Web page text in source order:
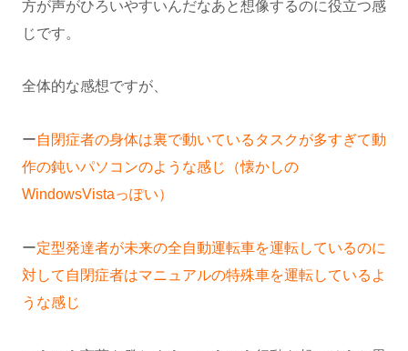
方が声がひろいやすいんだなあと想像するのに役立つ感
じです。
全体的な感想ですが、
ー自閉症者の身体は裏で動いているタスクが多すぎて動
作の鈍いパソコンのような感じ（懐かしの
WindowsVistaっぽい）
ー定型発達者が未来の全自動運転車を運転しているのに
対して自閉症者はマニュアルの特殊車を運転しているよ
うな感じ